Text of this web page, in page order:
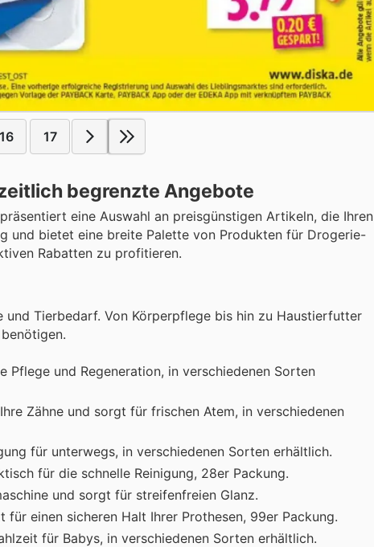
16 17
begrenzte Angebote
eine Auswahl an preisgünstigen Artikeln, die Ihren
und bietet eine breite Palette von Produkten für Drogerie-
Rabatten zu profitieren.
Tierbedarf. Von Körperpflege bis hin zu Haustierfutter
und Regeneration, in verschiedenen Sorten
Zähne und sorgt für frischen Atem, in verschiedenen
für unterwegs, in verschiedenen Sorten erhältlich.
für die schnelle Reinigung, 28er Packung.
und sorgt für streifenfreien Glanz.
einen sicheren Halt Ihrer Prothesen, 99er Packung.
für Babys, in verschiedenen Sorten erhältlich.